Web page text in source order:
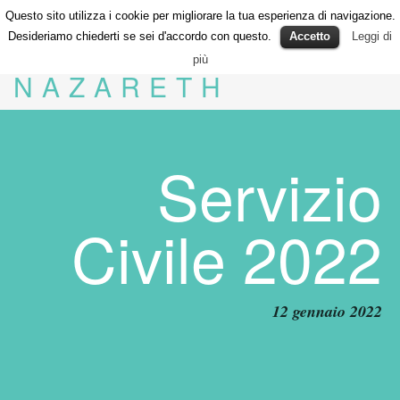
NAZARETH
Servizio
Civile 2022
12 gennaio 2022
Questo sito utilizza i cookie per migliorare la tua esperienza di navigazione.
Desideriamo chiederti se sei d'accordo con questo.
Accetto
Leggi di
più